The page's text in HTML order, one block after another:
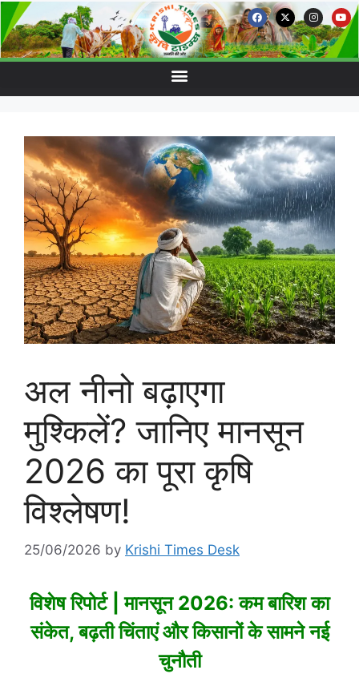
अल नीनो बढ़ाएगा
मुश्किलें? जानिए मानसून
2026 का पूरा कृषि
विश्लेषण!
25/06/2026 by Krishi Times Desk
विशेष रिपोर्ट | मानसून 2026: कम बारिश का
संकेत, बढ़ती चिंताएं और किसानों के सामने नई
चुनौती